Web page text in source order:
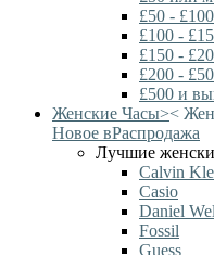
£50 - £100
£100 -
£150 -
£200 -
£500 и
Женские Часы><
Новое вРаспродажа
Лучшие
Calvin
Casio
Daniel
Fossil
Guess